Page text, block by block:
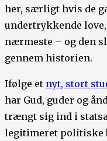
her, særligt hvis de
undertrykkende
nærmeste – og den
gennem historien.
Ifølge et nyt, stort
har Gud, guder og
trængt sig ind i
legitimeret politiske